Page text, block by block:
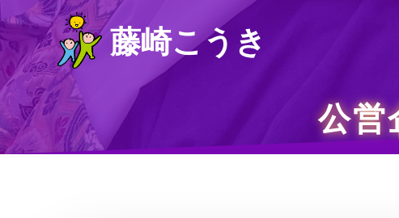
ン
テ
ン
ツ
ス
キ
藤崎こうき
公営